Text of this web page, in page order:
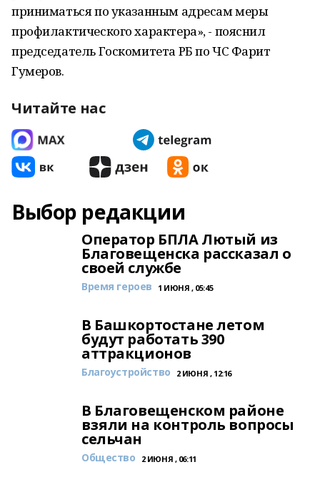
приниматься по указанным адресам меры
профилактического характера», - пояснил
председатель Госкомитета РБ по ЧС Фарит
Гумеров.
Читайте нас
Выбор редакции
Оператор БПЛА Лютый из
Благовещенска рассказал о
своей службе
Время героев 1 ИЮНЯ , 05:45
В Башкортостане летом
будут работать 390
аттракционов
Благоустройство 2 ИЮНЯ , 12:16
В Благовещенском районе
взяли на контроль вопросы
сельчан
Общество 2 ИЮНЯ , 06:11